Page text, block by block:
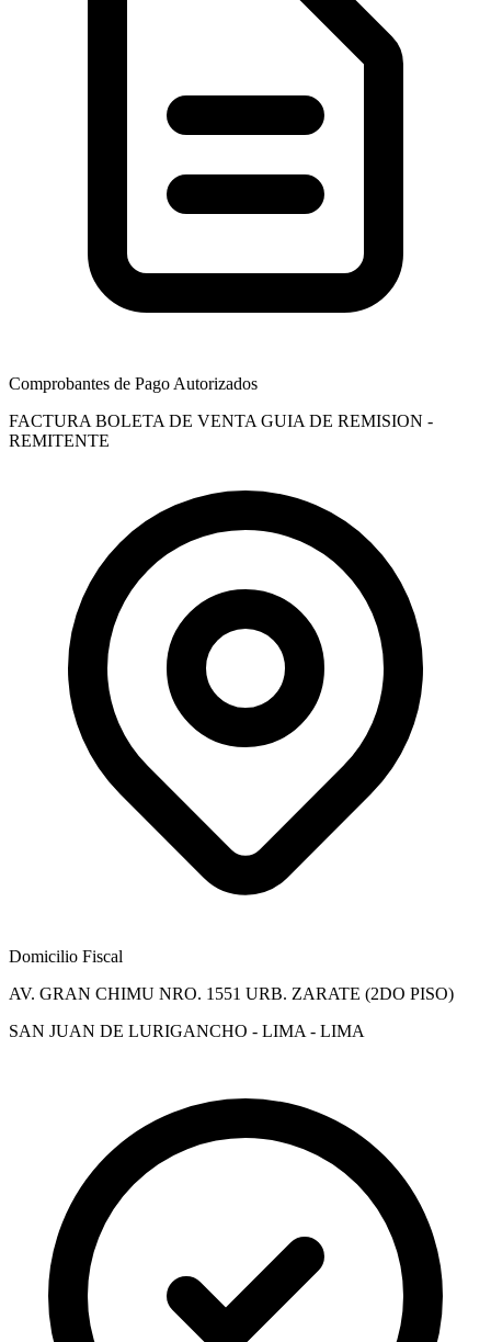
Comprobantes de Pago Autorizados
FACTURA BOLETA DE VENTA GUIA DE REMISION -
REMITENTE
Domicilio Fiscal
AV. GRAN CHIMU NRO. 1551 URB. ZARATE (2DO PISO)
SAN JUAN DE LURIGANCHO - LIMA - LIMA